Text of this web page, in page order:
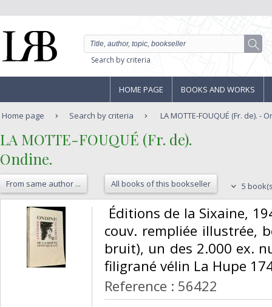
Search by criteria
HOME PAGE BOOKS AND WORKS
Home page Search by criteria LA MOTTE-FOUQUÉ (Fr. de). -
‎LA MOTTE-FOUQUÉ (Fr. de).‎
‎Ondine.‎
From same author ... All books of this bookseller 5
Éditions de la Sixaine,
couv. rempliée illustrée,
bruit), un des 2.000 ex.
filigrané vélin La Hupe
Reference : 56422